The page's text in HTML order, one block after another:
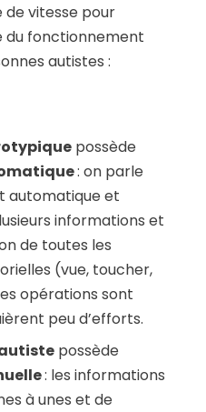
vitesse pour
fonctionnement
autistes :
possède
: on parle
automatique et
informations et
de toutes les
(vue, toucher,
opérations sont
peu d’efforts.
possède
: les informations
à unes et de